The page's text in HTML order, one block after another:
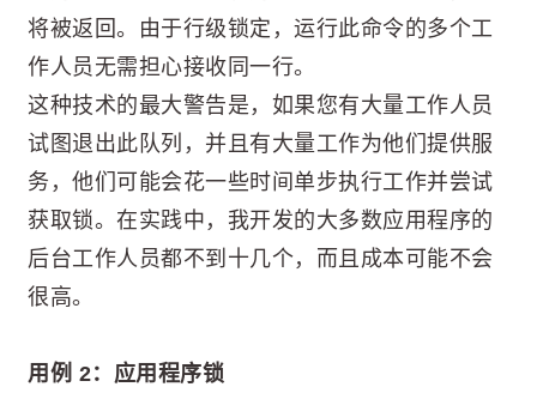
将被返回。由于行级锁定，运行此命令的多个工
作人员无需担心接收同一行。
这种技术的最大警告是，如果您有大量工作人员
试图退出此队列，并且有大量工作为他们提供服
务，他们可能会花一些时间单步执行工作并尝试
获取锁。在实践中，我开发的大多数应用程序的
后台工作人员都不到十几个，而且成本可能不会
很高。
用例 2：应用程序锁